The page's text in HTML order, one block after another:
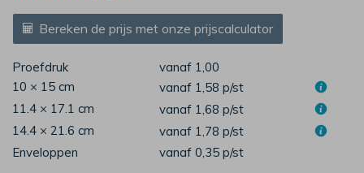
Bereken de prijs met onze prijscalculator
Proefdruk
vanaf 1,00
10 × 15 cm
vanaf 1,58 p/st
11.4 × 17.1 cm
vanaf 1,68 p/st
14.4 × 21.6 cm
vanaf 1,78 p/st
Enveloppen
vanaf 0,35 p/st